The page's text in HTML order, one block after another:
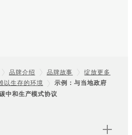
品牌介绍 品牌故事
绽放更多
以生存的环境
示例：与当地政府
中和生产模式协议